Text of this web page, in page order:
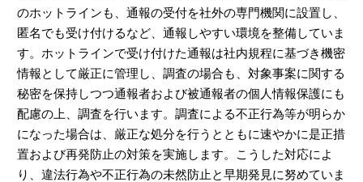
のホットラインも、通報の受付を社外の専門機関に設置し、
匿名でも受け付けるなど、通報しやすい環境を整備していま
す。ホットラインで受け付けた通報は社内規程に基づき機密
情報として厳正に管理し、調査の場合も、対象事案に関する
秘密を保持しつつ通報者および被通報者の個人情報保護にも
配慮の上、調査を行います。調査による不正行為等が明らか
になった場合は、厳正な処分を行うとともに速やかに是正措
置および再発防止の対策を実施します。こうした対応によ
り、違法行為や不正行為の未然防止と早期発見に努めていま